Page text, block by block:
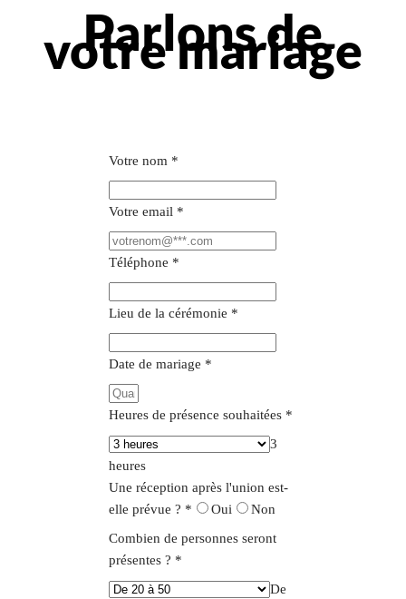
Parlons de
votre mariage
Votre nom *
Votre email *
Téléphone *
Lieu de la cérémonie *
Date de mariage *
Heures de présence souhaitées *
3
heures
Une réception après l'union est-
elle prévue ? * Oui
Non
Combien de personnes seront
présentes ? *
De